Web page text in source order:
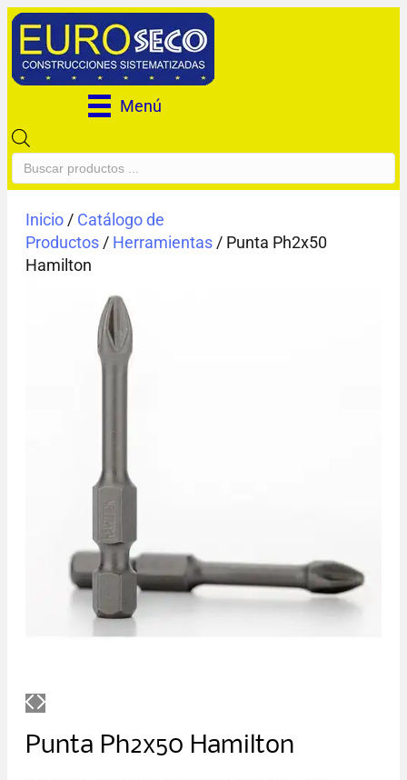
Menú
de
productos
Inicio / Catálogo de
Productos / Herramientas / Punta Ph2x50
Hamilton
Punta Ph2x50 Hamilton